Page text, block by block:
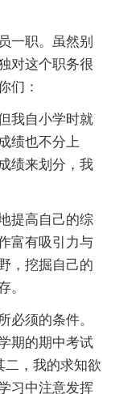
一职。虽然别
对这个职务很
们：
我自小学时就
绩也不分上
绩来划分，我
提高自己的综
富有吸引力与
，挖掘自己的
。
必须的条件。
期的期中考试
二，我的求知欲
习中注意发挥